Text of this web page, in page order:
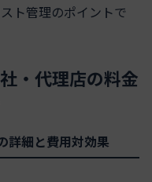
ト管理のポイントで
・代理店の料金
詳細と費用対効果